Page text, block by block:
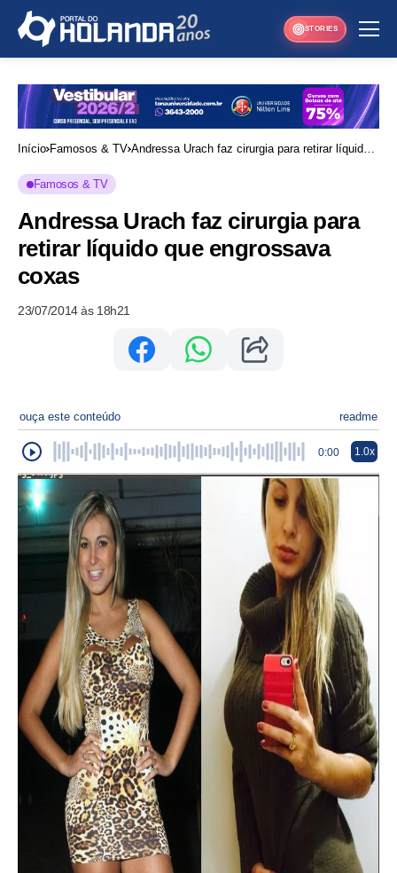
STORIES
Início Famosos & TV Andressa Urach faz cirurgia para retirar líquido
Famosos & TV
Andressa Urach faz cirurgia para
retirar líquido que engrossava
coxas
23/07/2014 às 18h21
ouça este conteúdo readme
0:00 1.0x